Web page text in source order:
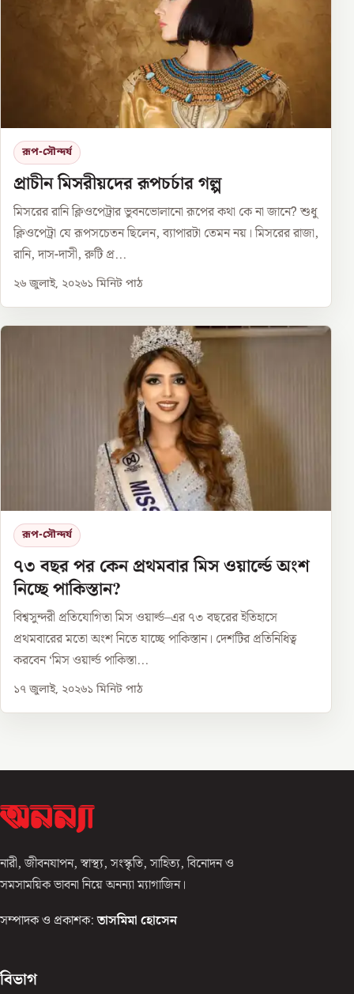
রূপ-সৌন্দর্য
প্রাচীন মিসরীয়দের রূপচর্চার গল্প
মিসরের রানি ক্লিওপেট্রার ভুবনভোলানো রূপের কথা কে না জানে? শুধু
ক্লিওপেট্রা যে রূপসচেতন ছিলেন, ব্যাপারটা তেমন নয়। মিসরের রাজা,
রানি, দাস-দাসী, রুটি প্র...
২৬ জুলাই, ২০২৬১ মিনিট পাঠ
রূপ-সৌন্দর্য
৭৩ বছর পর কেন প্রথমবার মিস ওয়ার্ল্ডে অংশ
নিচ্ছে পাকিস্তান?
বিশ্বসুন্দরী প্রতিযোগিতা মিস ওয়ার্ল্ড–এর ৭৩ বছরের ইতিহাসে
প্রথমবারের মতো অংশ নিতে যাচ্ছে পাকিস্তান। দেশটির প্রতিনিধিত্ব
করবেন ‘মিস ওয়ার্ল্ড পাকিস্তা...
১৭ জুলাই, ২০২৬১ মিনিট পাঠ
নারী, জীবনযাপন, স্বাস্থ্য, সংস্কৃতি, সাহিত্য, বিনোদন ও
সমসাময়িক ভাবনা নিয়ে অনন্যা ম্যাগাজিন।
সম্পাদক ও প্রকাশক: তাসমিমা হোসেন
বিভাগ